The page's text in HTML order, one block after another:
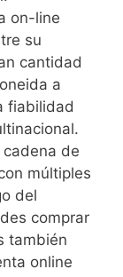
on-line
su
cantidad
a
fiabilidad
de
múltiples
del
comprar
también
online